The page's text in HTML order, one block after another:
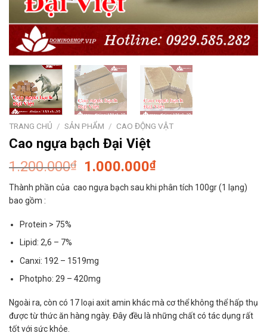
TRANG CHỦ / SẢN PHẨM / CAO ĐỘNG VẬT
Cao ngựa bạch Đại Việt
1.200.000₫
Giá
là:
1.000.000₫Giá
hiện
tại
Thành phần của cao ngựa bạch sau khi phân tích 100gr (1 lạng)
bao gồm :
Protein > 75%
Lipid: 2,6 – 7%
Canxi: 192 – 1519mg
Photpho: 29 – 420mg
Ngoài ra, còn có 17 loại axit amin khác mà cơ thể không thể hấp thụ
được từ thức ăn hàng ngày. Đây đều là những chất có tác dụng rất
tốt với sức khỏe.